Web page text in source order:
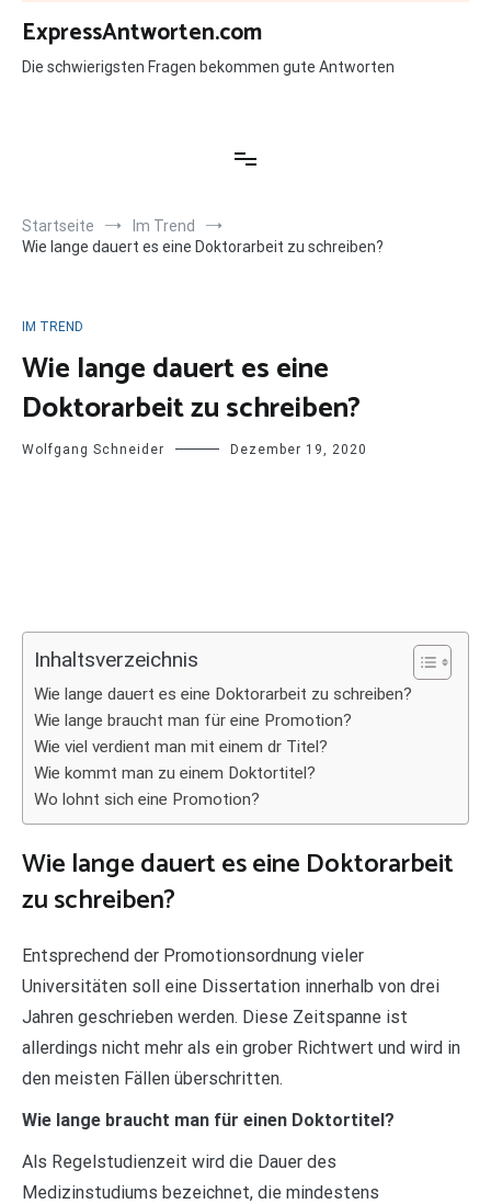
Zum
Inhalt
springen
ExpressAntworten.com
Die schwierigsten Fragen bekommen gute Antworten
Startseite
Im Trend
Wie lange dauert es eine Doktorarbeit zu schreiben?
IM TREND
Wie lange dauert es eine
Doktorarbeit zu schreiben?
Wolfgang Schneider Dezember 19, 2020
Inhaltsverzeichnis
Wie lange dauert es eine Doktorarbeit zu schreiben?
Wie lange braucht man für eine Promotion?
Wie viel verdient man mit einem dr Titel?
Wie kommt man zu einem Doktortitel?
Wo lohnt sich eine Promotion?
Wie lange dauert es eine Doktorarbeit
zu schreiben?
Entsprechend der Promotionsordnung vieler
Universitäten soll eine Dissertation innerhalb von drei
Jahren geschrieben werden. Diese Zeitspanne ist
allerdings nicht mehr als ein grober Richtwert und wird in
den meisten Fällen überschritten.
Wie lange braucht man für einen Doktortitel?
Als Regelstudienzeit wird die Dauer des
Medizinstudiums bezeichnet, die mindestens